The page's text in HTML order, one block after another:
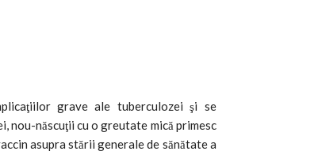
grave ale tuberculozei şi se
nou-născuţii cu o greutate mică primesc
asupra stării generale de sănătate a